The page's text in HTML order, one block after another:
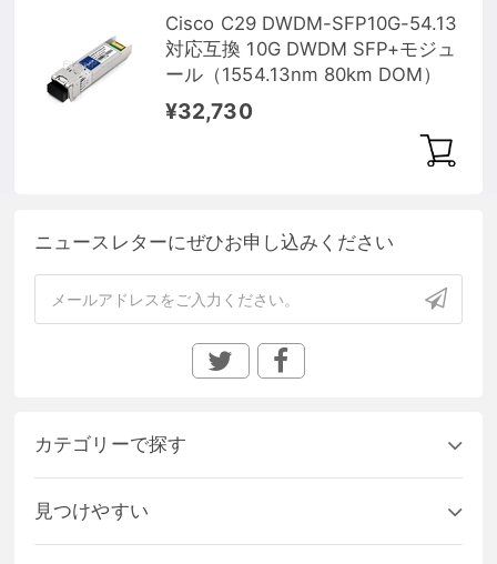
Cisco C29 DWDM-SFP10G-54.13
対応互換 10G DWDM SFP+モジュ
ール（1554.13nm 80km DOM）
¥32,730
ニュースレターにぜひお申し込みください
カテゴリーで探す
見つけやすい